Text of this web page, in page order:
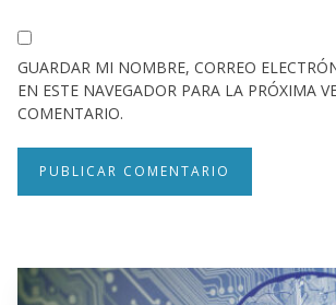
GUARDAR MI NOMBRE, CORREO
EN ESTE NAVEGADOR PARA LA PRÓXIMA
COMENTARIO.